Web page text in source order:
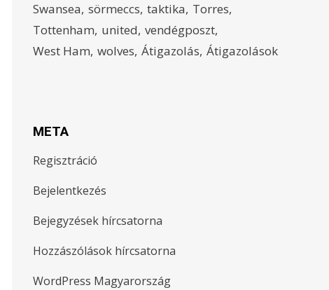
Swansea sörmeccs taktika Torres
Tottenham united vendégposzt
West Ham wolves Átigazolás Átigazolások
META
Regisztráció
Bejelentkezés
Bejegyzések hírcsatorna
Hozzászólások hírcsatorna
WordPress Magyarország